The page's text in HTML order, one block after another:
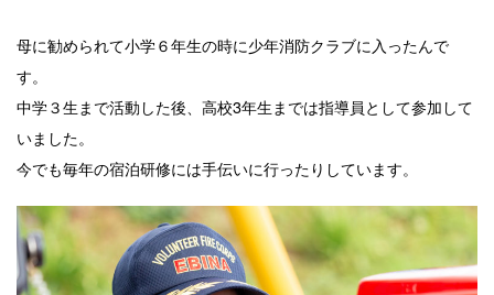
母に勧められて小学６年生の時に少年消防クラブに入ったんで
す。
中学３生まで活動した後、高校3年生までは指導員として参加して
いました。
今でも毎年の宿泊研修には手伝いに行ったりしています。